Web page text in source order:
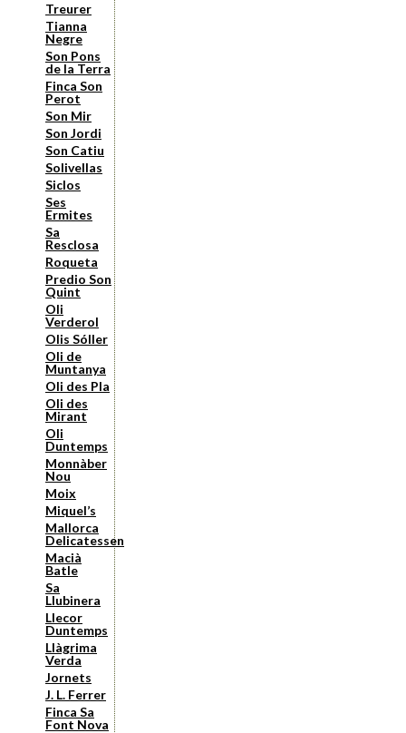
Treurer
Tianna
Negre
Son Pons
de la Terra
Finca Son
Perot
Son Mir
Son Jordi
Son Catiu
Solivellas
Siclos
Ses
Ermites
Sa
Resclosa
Roqueta
Predio Son
Quint
Oli
Verderol
Olis Sóller
Oli de
Muntanya
Oli des Pla
Oli des
Mirant
Oli
Duntemps
Monnàber
Nou
Moix
Miquel’s
Mallorca
Delicatessen
Macià
Batle
Sa
Llubinera
Llecor
Duntemps
Llàgrima
Verda
Jornets
J. L. Ferrer
Finca Sa
Font Nova